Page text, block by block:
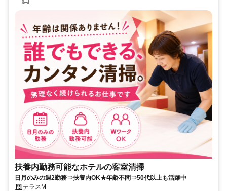
扶養内勤務可能なホテルの客室清掃
日月のみの週2勤務⇒扶養内OK★年齢不問⇒50代以上も活躍中
テラスM